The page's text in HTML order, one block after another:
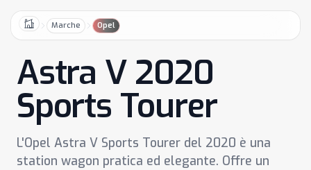
HomeMarche Opel
Astra V 2020
Sports Tourer
L'Opel Astra V Sports Tourer del 2020 è una
station wagon pratica ed elegante. Offre un